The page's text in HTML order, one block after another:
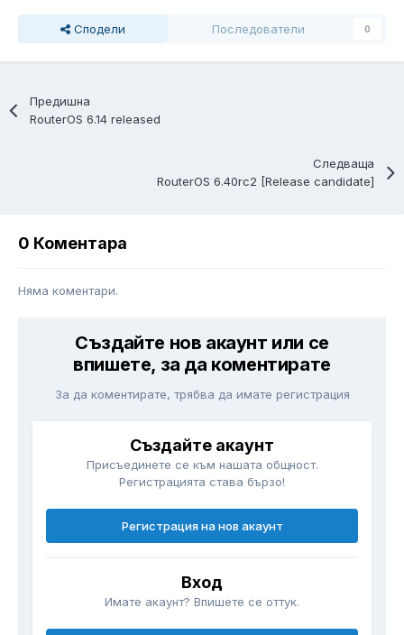
Сподели Последователи 0
Предишна
RouterOS 6.14 released
Следваща
RouterOS 6.40rc2 [Release candidate]
0 Коментара
Няма коментари.
Създайте нов акаунт или се
впишете, за да коментирате
За да коментирате, трябва да имате регистрация
Създайте акаунт
Присъединете се към нашата общност.
Регистрацията става бързо!
Регистрация на нов акаунт
Вход
Имате акаунт? Впишете се оттук.